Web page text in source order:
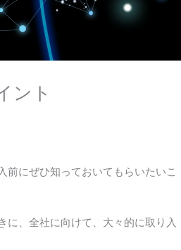
ント
前にぜひ知っておいてもらいたいこ
に、全社に向けて、大々的に取り入